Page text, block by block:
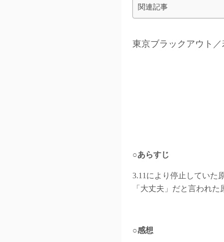
関連記事
東京ブラックアウト
○あらすじ
3.11により停止していた
「大丈夫」だと言われ
○感想